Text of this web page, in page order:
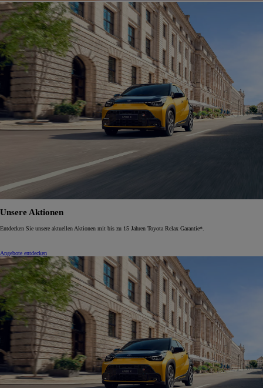
Unsere Aktionen
Entdecken Sie unsere aktuellen Aktionen mit bis zu 15 Jahren Toyota Relax Garantie*.
Angebote entdecken